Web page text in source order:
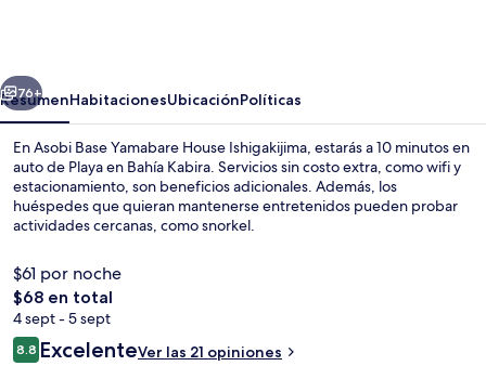
Ishigakijima
Siguiente
76+
ResumenHabitacionesUbicaciónPolíticas
En Asobi Base Yamabare House Ishigakijima, estarás a 10 minutos en
auto de Playa en Bahía Kabira. Servicios sin costo extra, como wifi y
estacionamiento, son beneficios adicionales. Además, los
huéspedes que quieran mantenerse entretenidos pueden probar
actividades cercanas, como snorkel.
$61 por noche
El
precio
total
es
$68 en total
4 sept - 5 sept
Opiniones
8.88.8 de 10,
ExcelenteVer las 21 opiniones